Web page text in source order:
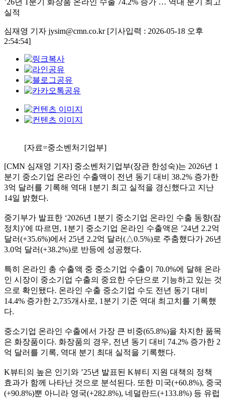
’26년 1분기 화장품 온라인 수출 74.2% 증가 … 역대 분기 최고
실적
심재영 기자 jysim@cmn.co.kr [기사입력 : 2026-05-18 오후
2:54:54]
[자료=중소벤처기업부]
[CMN 심재영 기자] 중소벤처기업부(장관 한성숙)는 2026년 1
분기 중소기업 온라인 수출액이 전년 동기 대비 38.2% 증가한
3억 달러를 기록해 역대 1분기 최고 실적을 경신했다고 지난
14일 밝혔다.
중기부가 발표한 ‘2026년 1분기 중소기업 온라인 수출 동향(잠
정치)’에 따르면, 1분기 중소기업 온라인 수출액은 ’24년 2.2억
달러(+35.6%)에서 25년 2.2억 달러(△0.5%)로 주춤했다가 26년
3.0억 달러(+38.2%)로 반등에 성공했다.
특히 온라인 총 수출액 중 중소기업 수출이 70.0%에 달해 온라
인 시장이 중소기업 수출의 중요한 수단으로 기능하고 있는 것
으로 확인됐다. 온라인 수출 중소기업 수도 전년 동기 대비
14.4% 증가한 2,735개사로, 1분기 기준 역대 최고치를 기록했
다.
중소기업 온라인 수출에서 가장 큰 비중(65.8%)을 차지한 품목
은 화장품이다. 화장품의 경우, 전년 동기 대비 74.2% 증가한 2
억 달러를 기록, 역대 분기 최대 실적을 기록했다.
K뷰티의 높은 인기와 ’25년 발표된 K뷰티 지원 대책의 정책
효과가 함께 나타난 것으로 분석된다. 또한 미국(+60.8%), 중국
(+90.8%)뿐 아니라 영국(+282.8%), 네덜란드(+133.8%) 등 유럽